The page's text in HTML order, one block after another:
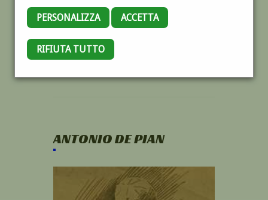
PERSONALIZZA ACCETTA
RIFIUTA TUTTO
ANTONIO DE PIAN